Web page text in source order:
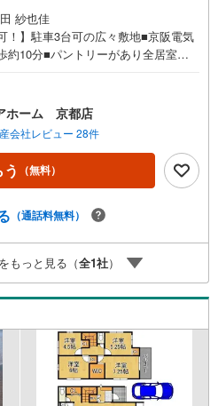
紗也佳
！】駐車3台可の広々敷地■京阪電気
約10分■パントリーがあり全居室収
・家事効率を高める食洗機や浴室乾
れぞれが個室を持てる4LDKの間取
利Aタイプ利用可能で資金計画も安
バルコニーがあり通風良好・間口
まい 立地・大津市立藤尾小学校まで
皇子山中学校まで徒歩約55分 弊社が
サポート！2.買い替えなどにも対応
になるように審査が可能！4.物件の
ったお家のリフォームも弊社のリフ
提案！5.定期的にご連絡を繋ぎ、有
トいたしますお気軽にお問合せくだ
ホーム 京都店
会社レビュー 28件
（無料）
（通話料無料）
もっと見る（全1社）